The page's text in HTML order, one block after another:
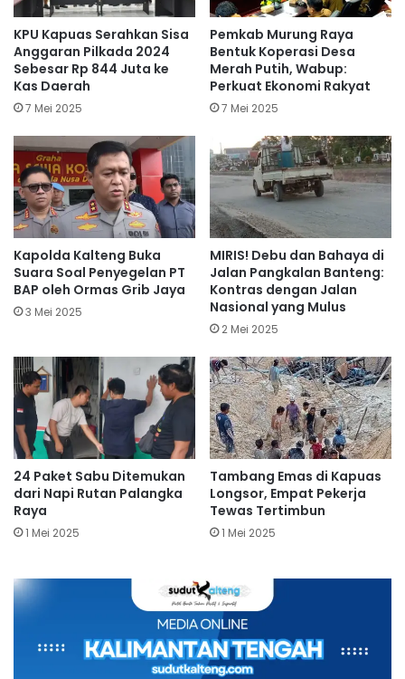
KPU Kapuas Serahkan Sisa
Anggaran Pilkada 2024
Sebesar Rp 844 Juta ke
Kas Daerah
7 Mei 2025
Pemkab Murung Raya
Bentuk Koperasi Desa
Merah Putih, Wabup:
Perkuat Ekonomi Rakyat
7 Mei 2025
Kapolda Kalteng Buka
Suara Soal Penyegelan PT
BAP oleh Ormas Grib Jaya
3 Mei 2025
MIRIS! Debu dan Bahaya di
Jalan Pangkalan Banteng:
Kontras dengan Jalan
Nasional yang Mulus
2 Mei 2025
24 Paket Sabu Ditemukan
dari Napi Rutan Palangka
Raya
1 Mei 2025
Tambang Emas di Kapuas
Longsor, Empat Pekerja
Tewas Tertimbun
1 Mei 2025